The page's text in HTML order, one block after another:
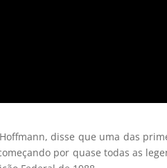
disse que uma das
por quase todas as